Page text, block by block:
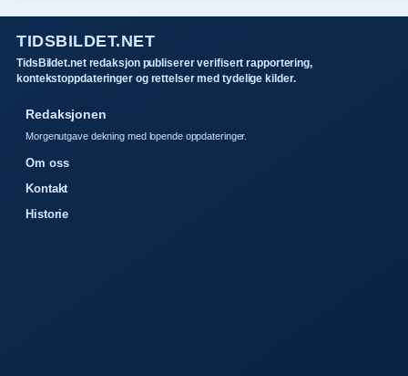
TIDSBILDET.NET
TidsBildet.net redaksjon publiserer verifisert rapportering,
kontekstoppdateringer og rettelser med tydelige kilder.
Redaksjonen
Morgenutgave dekning med lopende oppdateringer.
Om oss
Kontakt
Historie